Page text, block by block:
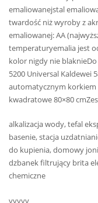
emaliowanejstal
twardość niż wyroby z
emaliowanej: AA
temperaturyemalia jest
kolor nigdy nie
5200 Universal Kaldewei
automatycznym korkiem
kwadratowe 80×80
alkalizacja wody, tefal
basenie, stacja
do kupienia, domowy
dzbanek filtrujący brita
chemiczne
yyyyy